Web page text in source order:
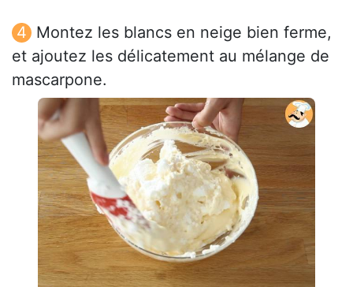
Montez les blancs en neige bien ferme,
et ajoutez les délicatement au mélange de
mascarpone.